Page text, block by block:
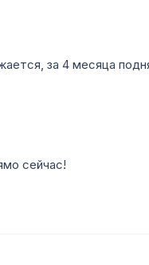
за 4 месяца
сейчас!